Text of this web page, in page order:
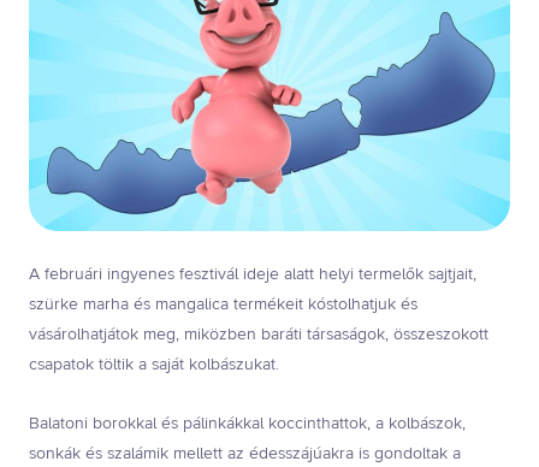
A februári ingyenes fesztivál ideje alatt helyi termelők sajtjait,
szürke marha és mangalica termékeit kóstolhatjuk és
vásárolhatjátok meg, miközben baráti társaságok, összeszokott
csapatok töltik a saját kolbászukat.
Balatoni borokkal és pálinkákkal koccinthattok, a kolbászok,
sonkák és szalámik mellett az édesszájúakra is gondoltak a